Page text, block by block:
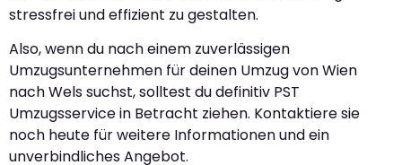
stressfrei und effizient zu gestalten.
Also, wenn du nach einem zuverlässigen
Umzugsunternehmen für deinen Umzug von Wien
nach Wels suchst, solltest du definitiv PST
Umzugsservice in Betracht ziehen. Kontaktiere sie
noch heute für weitere Informationen und ein
unverbindliches Angebot.